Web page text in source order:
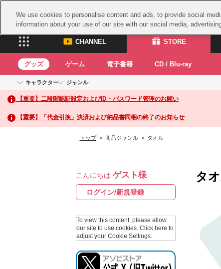
CHANNEL STORE
CHANNEL
ASOBI CHANNEL TOP
STORE
ASOBI STORE
グッズ
CD / Blu-ray
グッズ ゲーム 電子書籍 CD / Blu-ray
キャラクター
アイドルマスターシリーズ
アイドルマスター
アイドルマスター シンデレラガールズ
アイドルマスター ミリオンライブ！
プロジェクトアイマス ヴイアライヴ
テイルズ オブ シリーズ
スサ
ドラ
ジャンル
イベントグッズ
トイ・ホビー
【重要】二段階認証設定およびID・パスワード管理のお願い
【重要】「代金引換」決済および納品書同梱の終了のお知らせ
トップ> 商品ジャンル > タオル
こんにちは ゲスト様
ログイン/新規登録
To view this content, please allow
our site to use cookies. Click here to
adjust your Cookie Settings.
タ
We use cookies to personalise content and ads, to provide social
information about your use of our site with our social media,